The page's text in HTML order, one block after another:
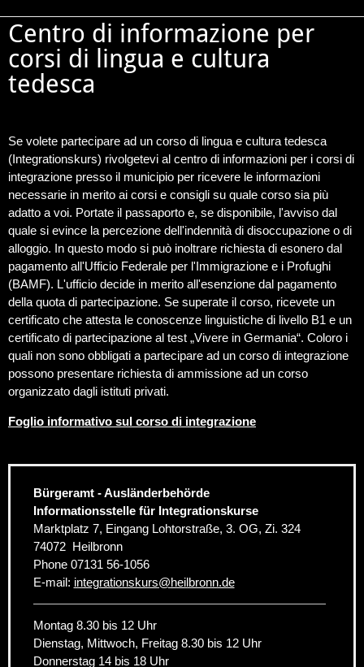
Centro di informazione per
corsi di lingua e cultura
tedesca
Se volete partecipare ad un corso di lingua e cultura tedesca
(Integrationskurs) rivolgetevi al centro di informazioni per i corsi di
integrazione presso il municipio per ricevere le informazioni
necessarie in merito ai corsi e consigli su quale corso sia più
adatto a voi. Portate il passaporto e, se disponibile, l'avviso dal
quale si evince la percezione dell'indennità di disoccupazione o di
alloggio. In questo modo si può inoltrare richiesta di esonero dal
pagamento all'Ufficio Federale per l'Immigrazione e i Profughi
(BAMF). L'ufficio decide in merito all'esenzione dal pagamento
della quota di partecipazione. Se superate il corso, ricevete un
certificato che attesta le conoscenze linguistiche di livello B1 e un
certificato di partecipazione al test „Vivere in Germania“. Coloro i
quali non sono obbligati a partecipare ad un corso di integrazione
possono presentare richiesta di ammissione ad un corso
organizzato dagli istituti privati.
Foglio informativo sul corso di integrazione
Bürgeramt - Ausländerbehörde
Informationsstelle für Integrationskurse
Marktplatz 7, Eingang Lohtorstraße, 3. OG, Zi. 324
74072 Heilbronn
Phone 07131 56-1056
E-mail: integrationskurs@heilbronn.de
Montag 8.30 bis 12 Uhr
Dienstag, Mittwoch, Freitag 8.30 bis 12 Uhr
Donnerstag 14 bis 18 Uhr